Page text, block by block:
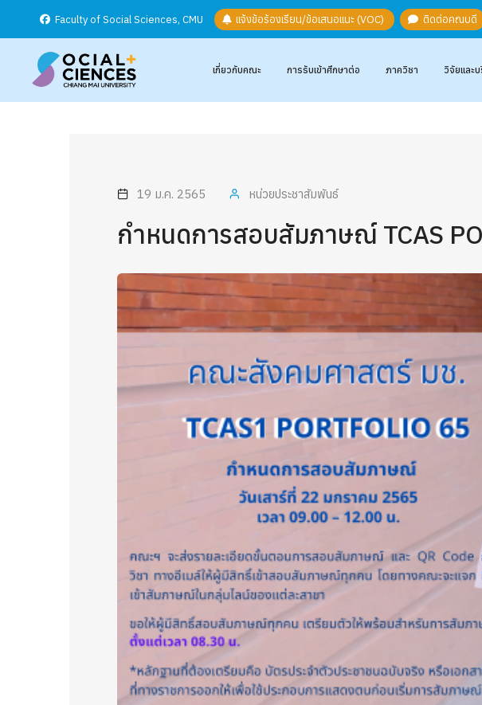
Faculty of Social Sciences, CMU แจ้งข้อร้องเรียน/ข้อเสนอแนะ (VOC) ติดต่อคณบดี
เกี่ยวกับคณะ การรับเข้าศึกษาต่อ ภาควิชา วิจัยและ
19 ม.ค. 2565 หน่วยประชาสัมพันธ์
กำหนดการสอบสัมภาษณ์ TCAS